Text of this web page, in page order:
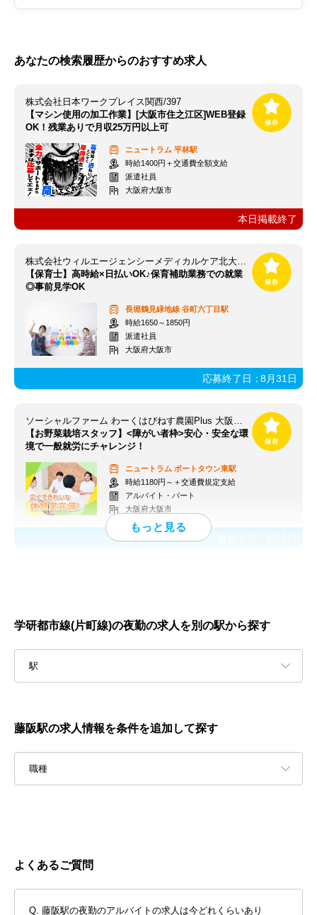
あなたの検索履歴からのおすすめ求人
株式会社日本ワークプレイス関西/397
【マシン使用の加工作業】[大阪市住之江区]WEB登録
OK！残業ありで月収25万円以上可
ニュートラム 平林駅
時給1400円＋交通費全額支給
派遣社員
大阪府大阪市
本日掲載終了
株式会社ウィルエージェンシーメディカルケア北大阪支店
【保育士】高時給×日払いOK♪保育補助業務での就業
◎事前見学OK
長堀鶴見緑地線 谷町六丁目駅
時給1650～1850円
派遣社員
大阪府大阪市
応募終了日：8月31日
ソーシャルファーム わーくはぴねす農園Plus 大阪第3【求人番号13666】
【お野菜栽培スタッフ】<障がい者枠>安心・安全な環
境で一般就労にチャレンジ！
ニュートラム ポートタウン東駅
時給1180円～＋交通費規定支給
アルバイト・パート
大阪府大阪市
応募終了日：
学研都市線(片町線)の夜勤の求人を別の駅から探す
駅
藤阪駅の求人情報を条件を追加して探す
職種
よくあるご質問
藤阪駅の夜勤のアルバイトの求人は今どれくらいあり